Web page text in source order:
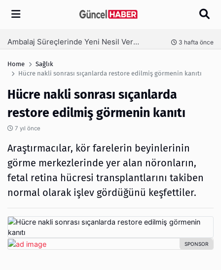
Arama
Ambalaj Süreçlerinde Yeni Nesil Verimliliği Olimpack ile Yakalayın 3 hafta önce
Home
Sağlık
Hücre nakli sonrası sıçanlarda restore edilmiş görmenin kanıtı
Hücre nakli sonrası sıçanlarda
restore edilmiş görmenin kanıtı
7 yıl önce
Araştırmacılar, kör farelerin beyinlerinin
görme merkezlerinde yer alan nöronların,
fetal retina hücresi transplantlarını takiben
normal olarak işlev gördüğünü keşfettiler.